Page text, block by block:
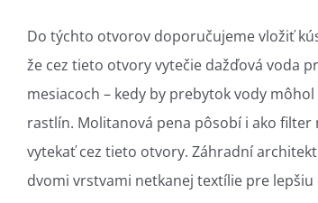
Do týchto otvorov doporučujeme vložiť
že cez tieto otvory vytečie dažďová voda
mesiacoch – kedy by prebytok vody
rastlín. Molitanová pena pôsobí i ako
vytekať cez tieto otvory. Záhradní
dvomi vrstvami netkanej textílie pre